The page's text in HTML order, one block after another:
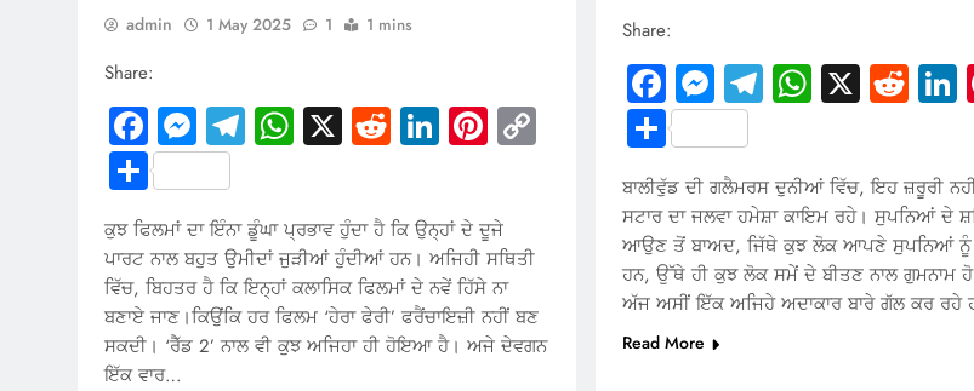
admin 1 May 2025 1 1 mins
Share:
Facebook
Messenger
Telegram
WhatsApp
X RedditLinkedInPinterest
Share
ਕੁਝ ਫਿਲਮਾਂ ਦਾ ਇੰਨਾ ਡੂੰਘਾ ਪ੍ਰਭਾਵ ਹੁੰਦਾ ਹੈ ਕਿ ਉਨ੍ਹਾਂ ਦੇ ਦੂਜੇ
ਪਾਰਟ ਨਾਲ ਬਹੁਤ ਉਮੀਦਾਂ ਜੁੜੀਆਂ ਹੁੰਦੀਆਂ ਹਨ। ਅਜਿਹੀ ਸਥਿਤੀ
ਵਿੱਚ, ਬਿਹਤਰ ਹੈ ਕਿ ਇਨ੍ਹਾਂ ਕਲਾਸਿਕ ਫਿਲਮਾਂ ਦੇ ਨਵੇਂ ਹਿੱਸੇ ਨਾ
ਬਣਾਏ ਜਾਣ।ਕਿਉਂਕਿ ਹਰ ਫਿਲਮ ‘ਹੇਰਾ ਫੇਰੀ’ ਫਰੈਂਚਾਇਜ਼ੀ ਨਹੀਂ ਬਣ
ਸਕਦੀ। ‘ਰੈੱਡ 2’ ਨਾਲ ਵੀ ਕੁਝ ਅਜਿਹਾ ਹੀ ਹੋਇਆ ਹੈ। ਅਜੇ ਦੇਵਗਨ
ਇੱਕ ਵਾਰ…
Share:
Facebook
Messenger
Telegram
X
Share
ਬਾਲੀਵੁੱਡ ਦੀ ਗਲੈਮਰਸ ਦੁਨੀਆਂ ਵਿੱਚ, ਇਹ ਜ਼ਰੂਰੀ
ਸਟਾਰ ਦਾ ਜਲਵਾ ਹਮੇਸ਼ਾ ਕਾਇਮ ਰਹੇ। ਸੁਪਨਿਆਂ ਦੇ
ਆਉਣ ਤੋਂ ਬਾਅਦ, ਜਿੱਥੇ ਕੁਝ ਲੋਕ ਆਪਣੇ ਸੁਪਨਿਆਂ ਨੂੰ
ਹਨ, ਉੱਥੇ ਹੀ ਕੁਝ ਲੋਕ ਸਮੇਂ ਦੇ ਬੀਤਣ ਨਾਲ ਗੁਮਨਾਮ ਹੋ
ਅੱਜ ਅਸੀਂ ਇੱਕ ਅਜਿਹੇ ਅਦਾਕਾਰ ਬਾਰੇ ਗੱਲ ਕਰ ਰਹੇ
Read More